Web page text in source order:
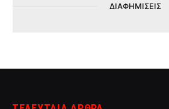
ΔΙΑΦΗΜΙΣΕΙΣ